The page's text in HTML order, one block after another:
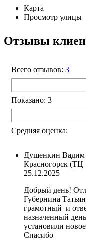
Карта
Просмотр улицы
Отзывы
Всего отзывов: 3
Показано: 3
Средняя оценка:
Душенкин Вадим
Красногорск
25.12.2025
Добрый день!
Губернина
грамотный и
назначенный
установили
Спасибо